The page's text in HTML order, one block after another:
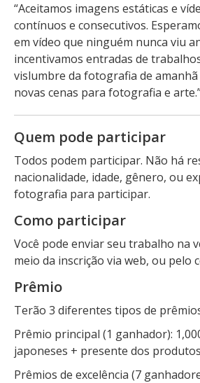
“Aceitamos imagens estáticas e
contínuos e consecutivos.
em vídeo que ninguém nunca viu
incentivamos entradas de
vislumbre da fotografia de
novas cenas para fotografia e
Quem pode participar
Todos podem participar. Não há
nacionalidade, idade, gênero, ou
fotografia para participar.
Como participar
Você pode enviar seu trabalho na
meio da inscrição via web, ou pelo
Prêmio
Terão 3 diferentes tipos de
Prêmio principal (1 ganhador):
japoneses + presente dos
Prêmios de excelência (7